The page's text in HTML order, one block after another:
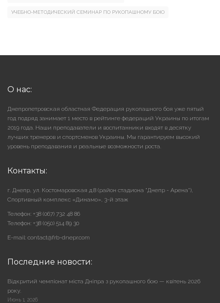
УЧЕБНО-МЕТОДИЧЕСКИЙ СЕМИНАР ПО РУКОПАШНОМУ БОЮ
О нас:
Днепропетровская областная Федерация рукопашного боя уже пятый
год подряд занимает 1 место в рейтинге федераций Украины по итогам
2019 года. Наши преподаватели и воспитанники входят в десятку
лучших тренеров и спортсменов Украины. Мы гарантируем высокий
уровень преподавания и реальные возможности роста.
Контакты:
г. Днепр, ул. Костомаровская д.8 (район стадиона "Днепр - Арена"),
Cпортивный комплекс «Динамо», 3-й этаж
Телефон: +38 (067) 732 48 86
Телефон: +38 (050) 514 89 30
E-mail: contact@frb-dnepr.com
Последние новости:
Відкритий чемпіонат міста Дніпра з рукопашного бою — квітень 2026
року.
Июнь 1, 2026